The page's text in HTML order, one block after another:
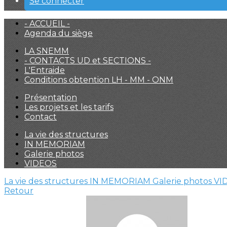
- ACCUEIL -
Agenda du siège
LA SNEMM
- CONTACTS UD et SECTIONS -
L'Entraide
Conditions obtention LH - MM - ONM
Présentation
Les projets et les tarifs
Contact
La vie des structures
IN MEMORIAM
Galerie photos
VIDEOS
La vie des structures IN MEMORIAM Galerie photos
Retour